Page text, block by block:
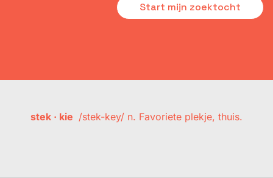
Start mijn zoektocht
stek · kie /stek-key/ n. Favoriete plekje, thuis.